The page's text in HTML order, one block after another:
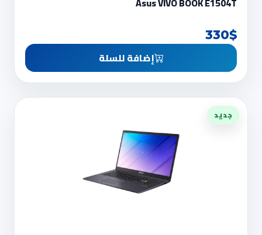
330$
إضافة للسلة
جديد